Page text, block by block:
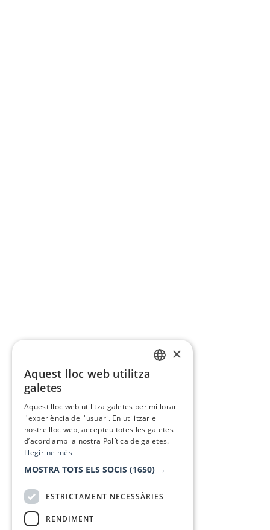
×
Aquest lloc web utilitza
galetes
Aquest lloc web utilitza galetes per millorar
l'experiència de l'usuari. En utilitzar el
nostre lloc web, accepteu totes les galetes
d’acord amb la nostra Política de galetes.
Llegir-ne més
MOSTRA TOTS ELS SOCIS (1650) →
ESTRICTAMENT NECESSÀRIES
RENDIMENT